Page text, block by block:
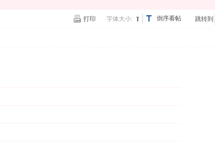
跳转到
倒序看帖
打印 字体大小: